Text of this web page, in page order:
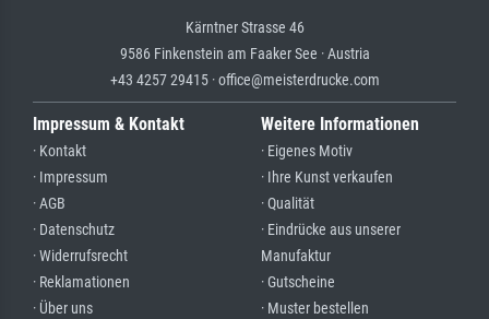
Kärntner Strasse 46
9586 Finkenstein am Faaker See · Austria
+43 4257 29415 · office@meisterdrucke.com
Impressum & Kontakt
· Kontakt
· Impressum
· AGB
· Datenschutz
· Widerrufsrecht
· Reklamationen
· Über uns
Weitere Informationen
· Eigenes Motiv
· Ihre Kunst verkaufen
· Qualität
· Eindrücke aus unserer
Manufaktur
· Gutscheine
· Muster bestellen